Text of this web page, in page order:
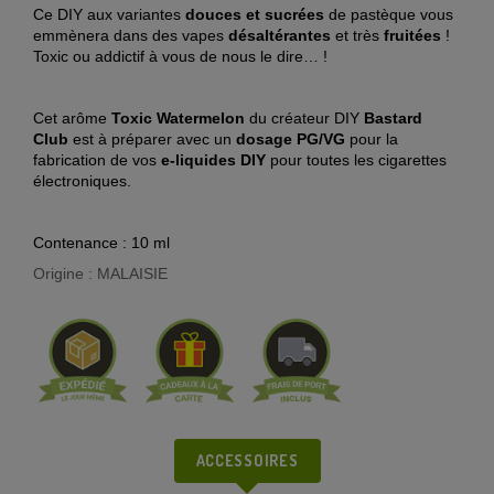
Ce DIY aux variantes douces et sucrées de pastèque vous
emmènera dans des vapes désaltérantes et très fruitées !
Toxic ou addictif à vous de nous le dire… !
Cet arôme Toxic Watermelon du créateur DIY Bastard
Club est à préparer avec un dosage PG/VG pour la
fabrication de vos e-liquides DIY pour toutes les cigarettes
électroniques.
Contenance : 10 ml
Origine : MALAISIE
ACCESSOIRES